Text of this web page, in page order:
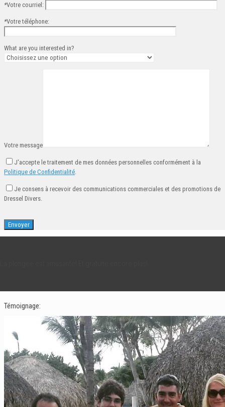
*Votre courriel:
*Votre téléphone:
What are you interested in?
Votre message
J'accepte le traitement de mes données personnelles conformément à la
Politique de Confidentialité
Je consens à recevoir des communications commerciales et des promotions de
Dressel Divers.
Témoignage: